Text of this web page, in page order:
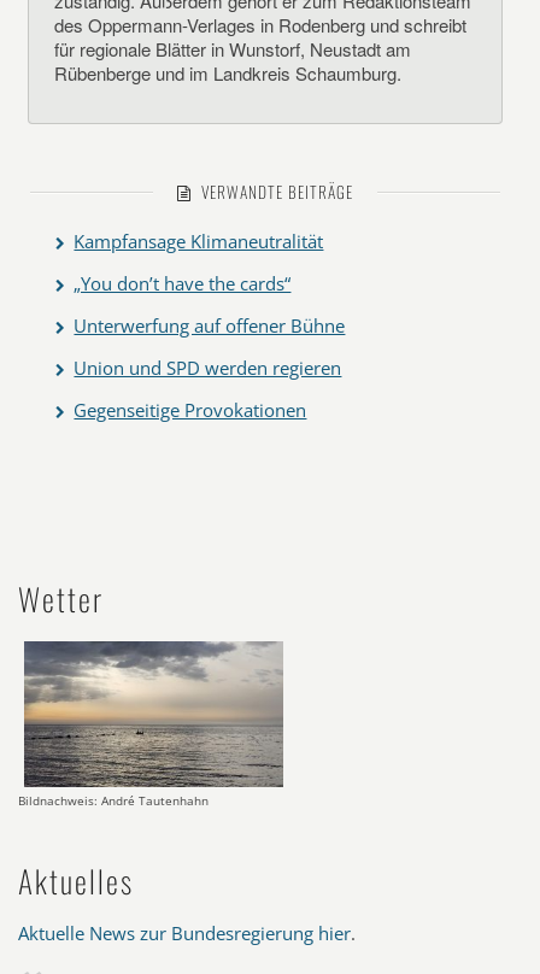
des Oppermann-Verlages in Rodenberg und schreibt
für regionale Blätter in Wunstorf, Neustadt am
Rübenberge und im Landkreis Schaumburg.
VERWANDTE BEITRÄGE
Kampfansage Klimaneutralität
„You don’t have the cards“
Unterwerfung auf offener Bühne
Union und SPD werden regieren
Gegenseitige Provokationen
Wetter
Bildnachweis: André Tautenhahn
Aktuelles
Aktuelle News zur Bundesregierung hier.